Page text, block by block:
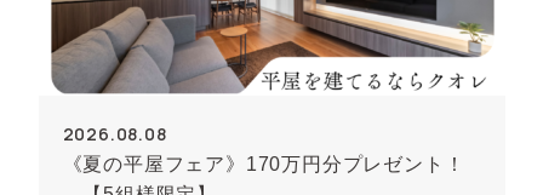
2026.08.08
《夏の平屋フェア》170万円分プレゼント！